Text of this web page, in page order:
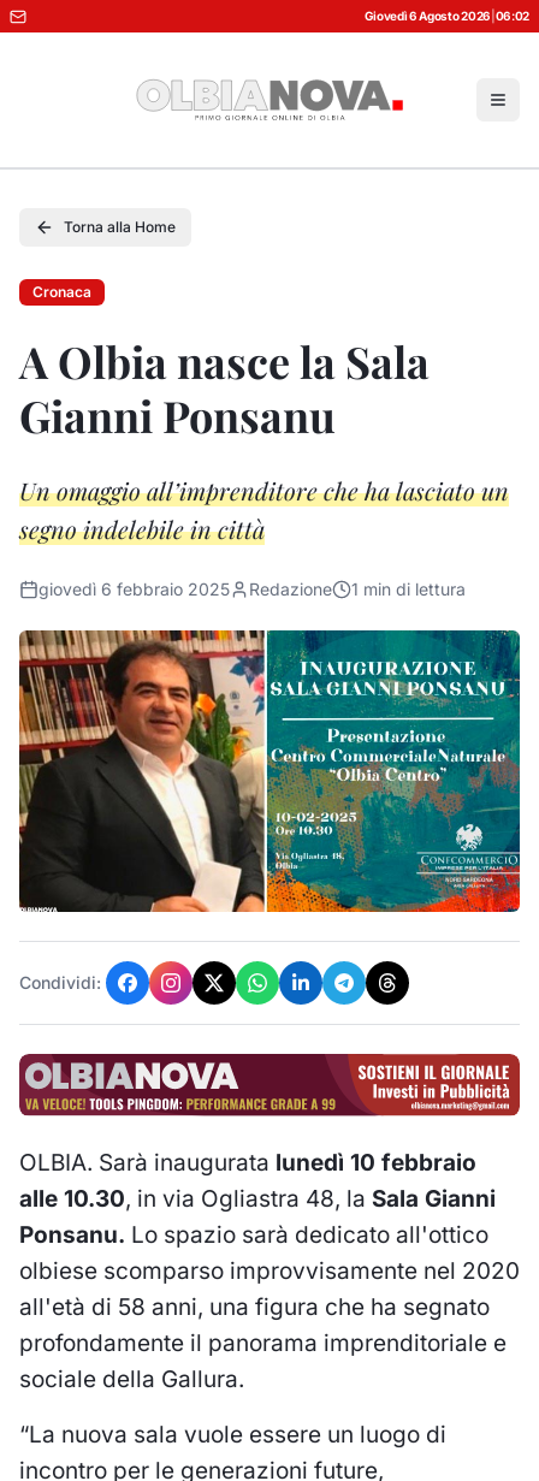
Giovedì 6 Agosto 2026 06:02
Torna alla Home
Cronaca
A Olbia nasce la Sala
Gianni Ponsanu
Un omaggio all’imprenditore che ha lasciato un
segno indelebile in città
giovedì 6 febbraio 2025 Redazione 1 min di lettura
Condividi:
OLBIA. Sarà inaugurata lunedì 10 febbraio
alle 10.30, in via Ogliastra 48, la Sala Gianni
Ponsanu. Lo spazio sarà dedicato all'ottico
olbiese scomparso improvvisamente nel 2020
all'età di 58 anni, una figura che ha segnato
profondamente il panorama imprenditoriale e
sociale della Gallura.
“La nuova sala vuole essere un luogo di
incontro per le generazioni future,